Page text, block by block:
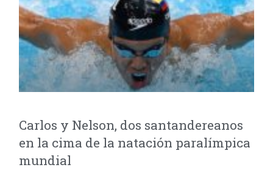
Carlos y Nelson, dos santandereanos
en la cima de la natación paralímpica
mundial